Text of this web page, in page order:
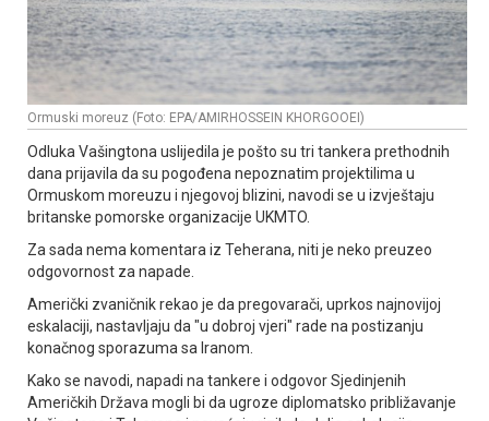
Ormuski moreuz (Foto: EPA/AMIRHOSSEIN KHORGOOEI)
Odluka Vašingtona uslijedila je pošto su tri tankera prethodnih
dana prijavila da su pogođena nepoznatim projektilima u
Ormuskom moreuzu i njegovoj blizini, navodi se u izvještaju
britanske pomorske organizacije UKMTO.
Za sada nema komentara iz Teherana, niti je neko preuzeo
odgovornost za napade.
Američki zvaničnik rekao je da pregovarači, uprkos najnovijoj
eskalaciji, nastavljaju da "u dobroj vjeri" rade na postizanju
konačnog sporazuma sa Iranom.
Kako se navodi, napadi na tankere i odgovor Sjedinjenih
Američkih Država mogli bi da ugroze diplomatsko približavanje